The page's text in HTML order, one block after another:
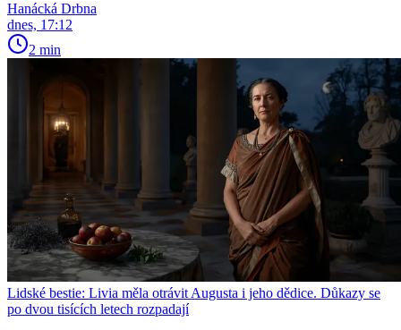
Hanácká Drbna
dnes, 17:12
2 min
Lidské bestie: Livia měla otrávit Augusta i jeho dědice. Důkazy se
po dvou tisících letech rozpadají